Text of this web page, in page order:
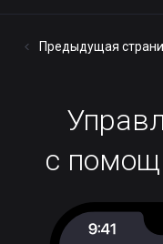
Предыдущая
с